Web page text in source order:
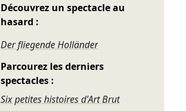
Découvrez un spectacle au
hasard :
Der fliegende Holländer
Parcourez les derniers
spectacles :
Six petites histoires d'Art Brut